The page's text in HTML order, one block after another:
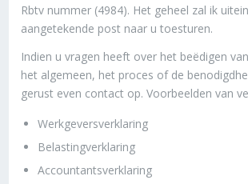
Rbtv nummer (4984). Het geheel zal ik
aangetekende post naar u toesturen.
Indien u vragen heeft over het beëdigen
het algemeen, het proces of de
gerust even contact op. Voorbeelden van
Werkgeversverklaring
Belastingverklaring
Accountantsverklaring